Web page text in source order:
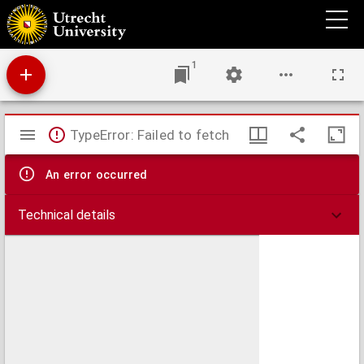
Historisch juridische proeve over de onlangs ontworpen regterlijke inrigting in Egypte
1
Mirador
viewer
TypeError: Failed to fetch
An error occurred
Technical details